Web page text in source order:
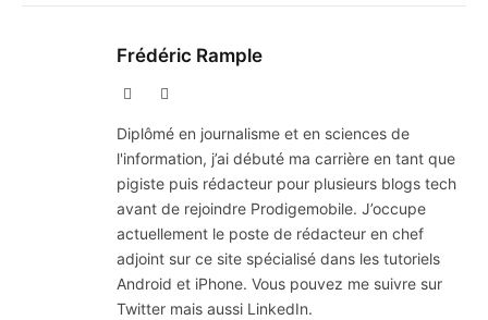
Frédéric Rample
Diplômé en journalisme et en sciences de
l'information, j’ai débuté ma carrière en tant que
pigiste puis rédacteur pour plusieurs blogs tech
avant de rejoindre Prodigemobile. J’occupe
actuellement le poste de rédacteur en chef
adjoint sur ce site spécialisé dans les tutoriels
Android et iPhone. Vous pouvez me suivre sur
Twitter mais aussi LinkedIn.